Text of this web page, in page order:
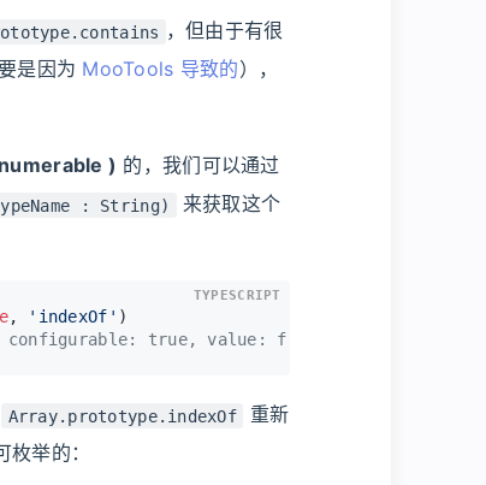
，但由于有很
是因为 MooTools 导致的），
) 的，我们可以通过
: String)
来获取这个
, 'indexOf' )
true, value: f() }
TYPESCRIPT
Array.prototype.indexOf
重新
枚举的：